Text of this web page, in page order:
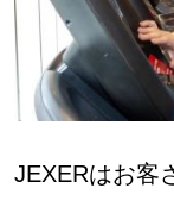
JEXERはお客